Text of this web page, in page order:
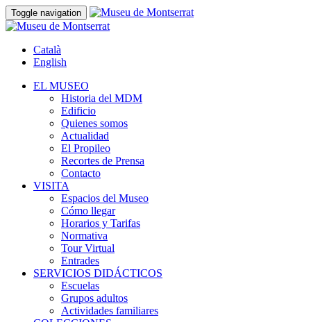
Toggle navigation
Català
English
EL MUSEO
Historia del MDM
Edificio
Quienes somos
Actualidad
El Propileo
Recortes de Prensa
Contacto
VISITA
Espacios del Museo
Cómo llegar
Horarios y Tarifas
Normativa
Tour Virtual
Entrades
SERVICIOS DIDÁCTICOS
Escuelas
Grupos adultos
Actividades familiares